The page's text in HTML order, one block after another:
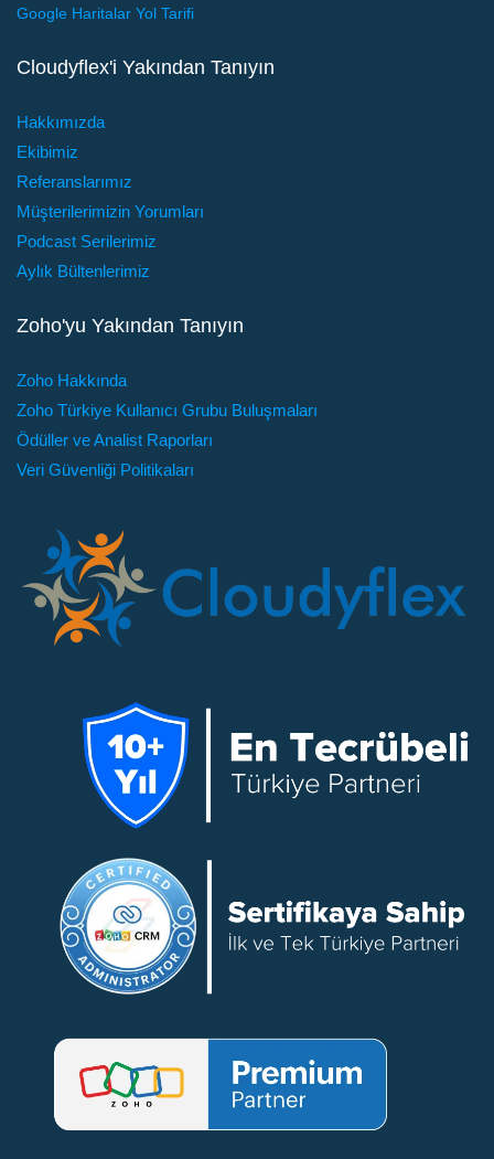
Google Haritalar Yol Tarifi
Cloudyflex'i Yakından Tanıyın
Hakkımızda
Ekibimiz
Referanslarımız
Müşterilerimizin Yorumları
Podcast Serilerimiz
Aylık Bültenlerimiz
Zoho'yu Yakından Tanıyın
Zoho Hakkında
Zoho Türkiye Kullanıcı Grubu Buluşmaları
Ödüller ve Analist Raporları
Veri Güvenliği Politikaları